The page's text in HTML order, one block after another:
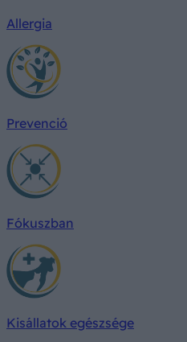
Allergia
Prevenció
Fókuszban
Kisállatok egészsége